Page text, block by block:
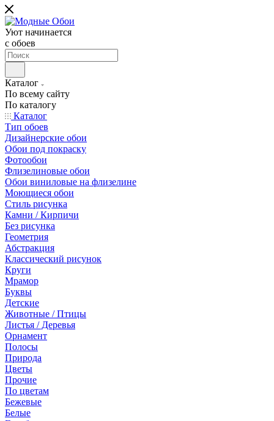
Уют начинается
c обоев
Каталог
По всему сайту
По каталогу
Каталог
Тип обоев
Дизайнерские обои
Обои под покраску
Фотообои
Флизелиновые обои
Обои виниловые на флизелине
Моющиеся обои
Стиль рисунка
Камни / Кирпичи
Без рисунка
Геометрия
Абстракция
Классический рисунок
Круги
Мрамор
Буквы
Детские
Животные / Птицы
Листья / Деревья
Орнамент
Полосы
Природа
Цветы
Прочие
По цветам
Бежевые
Белые